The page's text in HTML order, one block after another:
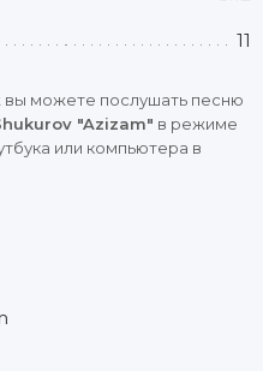
11
вы можете послушать песню
"Azizam" в режиме
или компьютера в